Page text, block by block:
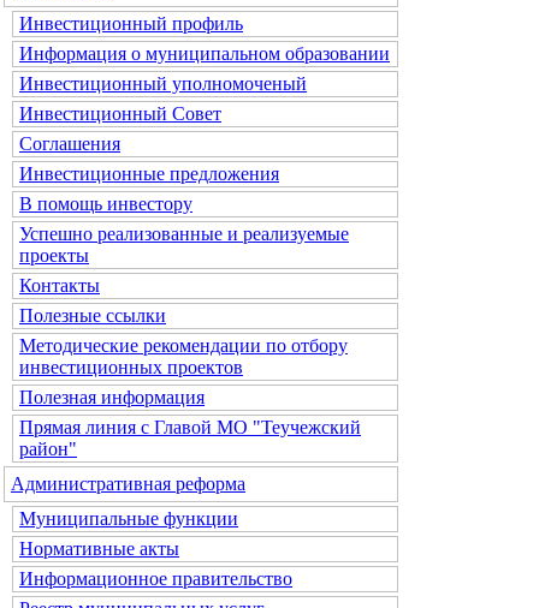
Инвестиционный профиль
Информация о муниципальном образовании
Инвестиционный уполномоченый
Инвестиционный Совет
Соглашения
Инвестиционные предложения
В помощь инвестору
Успешно реализованные и реализуемые
проекты
Контакты
Полезные ссылки
Методические рекомендации по отбору
инвестиционных проектов
Полезная информация
Прямая линия с Главой МО "Теучежский
район"
Административная реформа
Муниципальные функции
Нормативные акты
Информационное правительство